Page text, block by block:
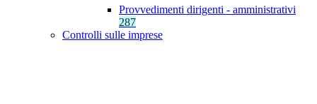
Provvedimenti dirigenti - amministrativi
287
Controlli sulle imprese